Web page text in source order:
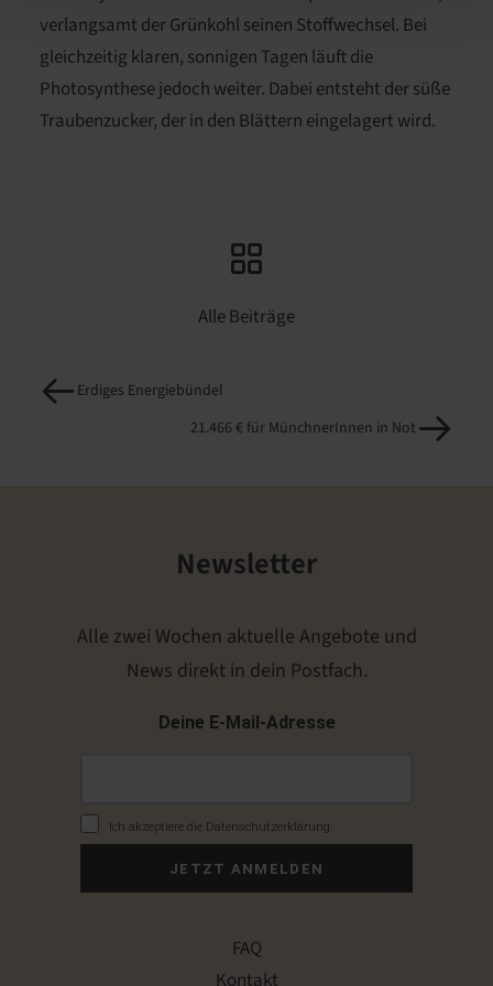
verlangsamt der Grünkohl seinen Stoffwechsel. Bei
gleichzeitig klaren, sonnigen Tagen läuft die
Photosynthese jedoch weiter. Dabei entsteht der süße
Traubenzucker, der in den Blättern eingelagert wird.
Alle Beiträge
Erdiges Energiebündel
21.466 € für MünchnerInnen in Not
FAQ
Kontakt
Newsletter
Alle zwei Wochen aktuelle Angebote und
News direkt in dein Postfach.
Deine E-Mail-Adresse
Ich akzeptiere die Datenschutzerklärung.
JETZT ANMELDEN